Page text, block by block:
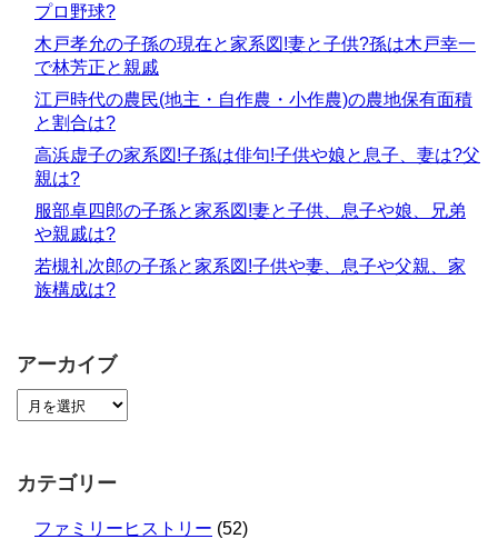
プロ野球?
木戸孝允の子孫の現在と家系図!妻と子供?孫は木戸幸一
で林芳正と親戚
江戸時代の農民(地主・自作農・小作農)の農地保有面積
と割合は?
高浜虚子の家系図!子孫は俳句!子供や娘と息子、妻は?父
親は?
服部卓四郎の子孫と家系図!妻と子供、息子や娘、兄弟
や親戚は?
若槻礼次郎の子孫と家系図!子供や妻、息子や父親、家
族構成は?
アーカイブ
カテゴリー
ファミリーヒストリー (52)